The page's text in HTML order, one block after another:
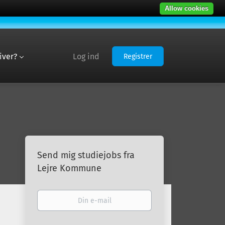
Log ind Registrer
Send mig studiejobs fra
Lejre Kommune
Din
Allow cookies